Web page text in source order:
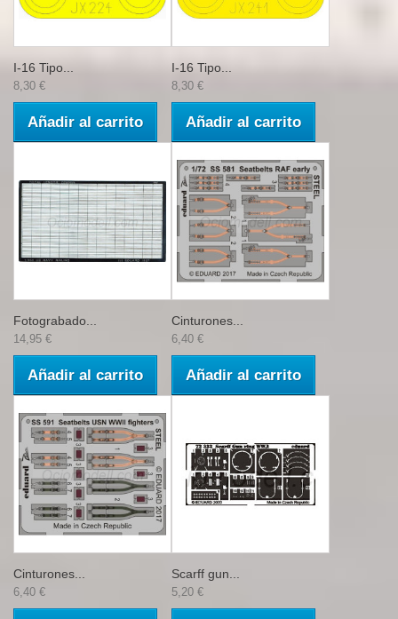
I-16 Tipo...
8,30 €
Añadir al carrito
I-16 Tipo...
8,30 €
Añadir al carrito
Fotograbado...
14,95 €
Añadir al carrito
Cinturones...
6,40 €
Añadir al carrito
Cinturones...
6,40 €
Scarff gun...
5,20 €